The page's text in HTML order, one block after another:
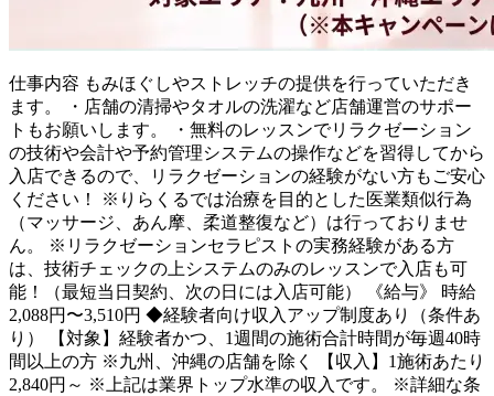
仕事内容 もみほぐしやストレッチの提供を行っていただき
ます。 ・店舗の清掃やタオルの洗濯など店舗運営のサポー
トもお願いします。 ・無料のレッスンでリラクゼーション
の技術や会計や予約管理システムの操作などを習得してから
入店できるので、リラクゼーションの経験がない方もご安心
ください！ ※りらくるでは治療を目的とした医業類似行為
（マッサージ、あん摩、柔道整復など）は行っておりませ
ん。 ※リラクゼーションセラピストの実務経験がある方
は、技術チェックの上システムのみのレッスンで入店も可
能！（最短当日契約、次の日には入店可能） 《給与》 時給
2,088円〜3,510円 ◆経験者向け収入アップ制度あり（条件あ
り） 【対象】経験者かつ、1週間の施術合計時間が毎週40時
間以上の方 ※九州、沖縄の店舗を除く 【収入】1施術あたり
2,840円～ ※上記は業界トップ水準の収入です。 ※詳細な条